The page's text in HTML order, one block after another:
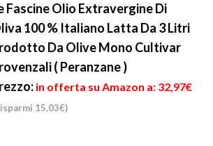
Fascine Olio Extravergine Di
100 % Italiano Latta Da 3 Litri
Da Olive Mono Cultivar
( Peranzane )
in offerta su Amazon a: 32,97€
15,03€)